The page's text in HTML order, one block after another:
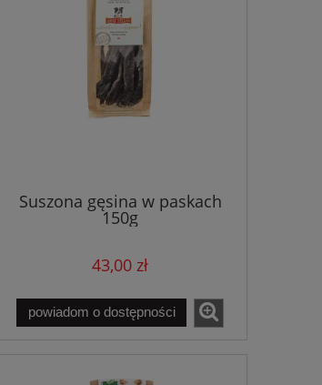
Suszona gęsina w paskach
150g
43,00 zł
powiadom o dostępności